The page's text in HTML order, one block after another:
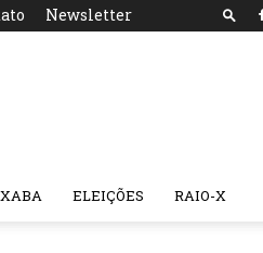
Newsletter
ELEIÇÕES RAIO-X